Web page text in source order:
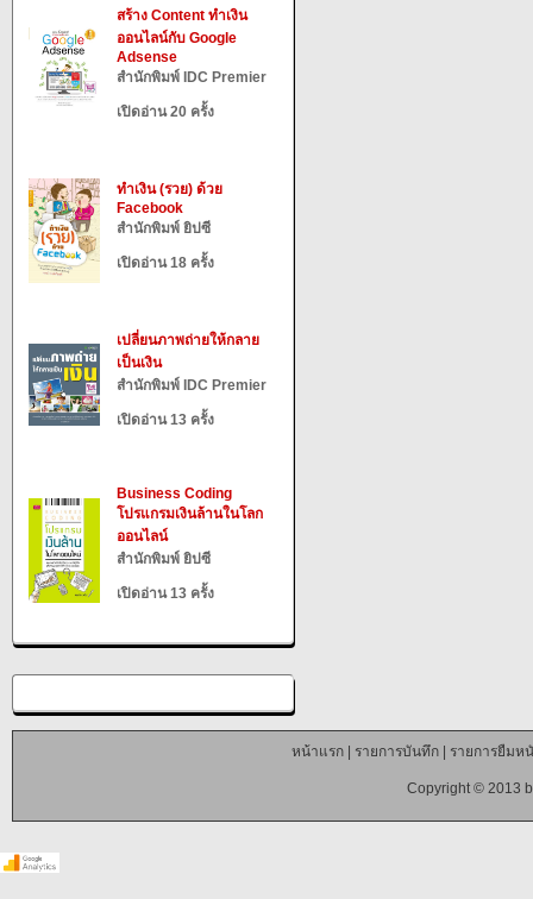
สร้าง Content ทำเงิน
ออนไลน์กับ Google
Adsense
สำนักพิมพ์ IDC Premier
เปิดอ่าน 20 ครั้ง
ทำเงิน (รวย) ด้วย
Facebook
สำนักพิมพ์ ยิปซี
เปิดอ่าน 18 ครั้ง
เปลี่ยนภาพถ่ายให้กลาย
เป็นเงิน
สำนักพิมพ์ IDC Premier
เปิดอ่าน 13 ครั้ง
Business Coding
โปรแกรมเงินล้านในโลก
ออนไลน์
สำนักพิมพ์ ยิปซี
เปิดอ่าน 13 ครั้ง
หน้าแรก| รายการบันทึก| รายการยืมห
Copyright © 2013